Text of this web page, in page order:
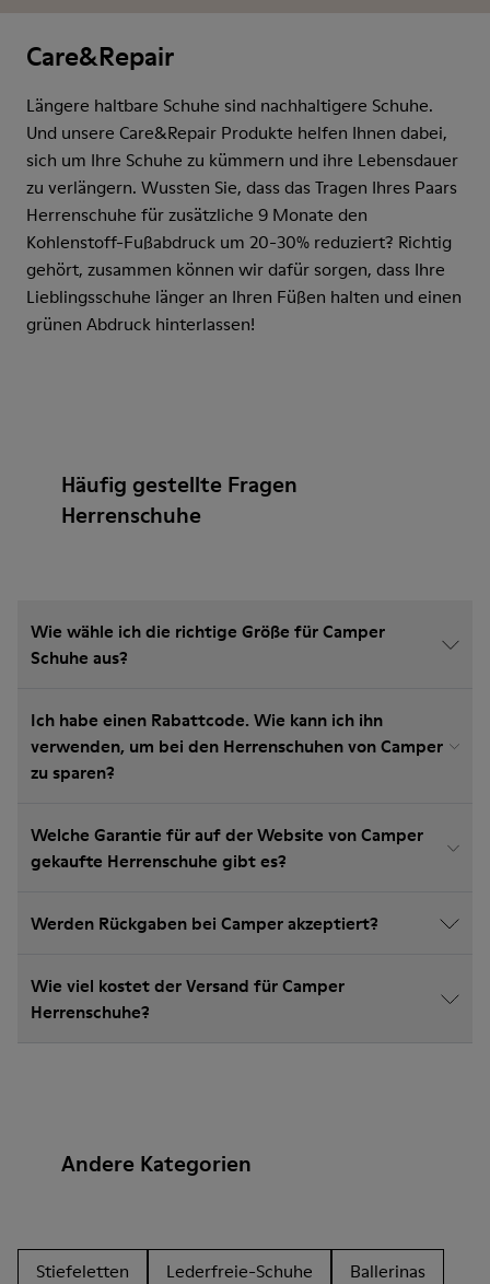
Care&Repair
Längere haltbare Schuhe sind nachhaltigere Schuhe.
Und unsere Care&Repair Produkte helfen Ihnen dabei,
sich um Ihre Schuhe zu kümmern und ihre Lebensdauer
zu verlängern. Wussten Sie, dass das Tragen Ihres Paars
Herrenschuhe für zusätzliche 9 Monate den
Kohlenstoff-Fußabdruck um 20-30% reduziert? Richtig
gehört, zusammen können wir dafür sorgen, dass Ihre
Lieblingsschuhe länger an Ihren Füßen halten und einen
grünen Abdruck hinterlassen!
Häufig gestellte Fragen
Herrenschuhe
Wie wähle ich die richtige Größe für Camper
Schuhe aus?
Ich habe einen Rabattcode. Wie kann ich ihn
verwenden, um bei den Herrenschuhen von Camper
zu sparen?
Welche Garantie für auf der Website von Camper
gekaufte Herrenschuhe gibt es?
Werden Rückgaben bei Camper akzeptiert?
Wie viel kostet der Versand für Camper
Herrenschuhe?
Andere Kategorien
Stiefeletten Lederfreie-Schuhe
Ballerinas